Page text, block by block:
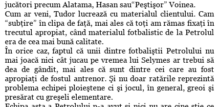
jucători precum Alatama, Hasan sau“Peştişor” Voinea.
Cum ar veni, Tudor lucrează cu materialul clientului. Cam
“subţire” în clipa de faţă, mai ales că toţi am rămas fixaţi în
trecutul apropiat, când materialul fotbalistic de la Petrolul
era de cea mai bună calitate.
În orice caz, faptul că unii dintre fotbaliştii Petrolului nu
mai joacă nici cât jucau pe vremea lui Selymes ar trebui să
dea de gândit, mai ales că sunt dintre cei care au fost
apropiaţi de fostul antrenor. Şi nu doar ratările reprezintă
problema echipei ploieştene ci şi jocul, în general, greoi şi
presărat cu greşeli elementare.